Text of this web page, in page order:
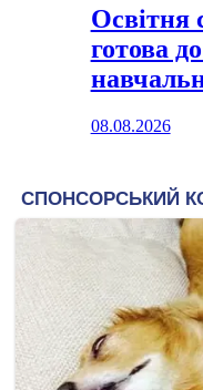
Освітня
готова
08.08.2026